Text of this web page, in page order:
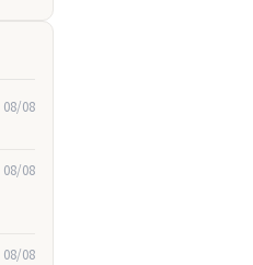
08/08
08/08
08/08